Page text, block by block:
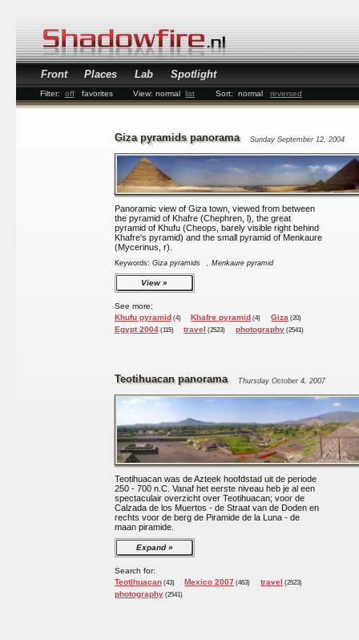
Front Places Lab Spotlight
Filter: off favorites View: normal list Sort: normal reversed
Giza pyramids panorama Sunday September 12, 2004
Panoramic view of Giza town, viewed from between
the pyramid of Khafre (Chephren, l), the great
pyramid of Khufu (Cheops, barely visible right behind
Khafre's pyramid) and the small pyramid of Menkaure
(Mycerinus, r).
Keywords: Giza pyramids , Menkaure pyramid
View
See more:
Khufu pyramid (4) Khafre pyramid (4) Giza (20)
Egypt 2004(115) travel (2523) photography (2541)
Teotihuacan panorama Thursday October 4, 2007
Teotihuacan was de Azteek hoofdstad uit de periode
250 - 700 n.C. Vanaf het eerste niveau heb je al een
spectaculair overzicht over Teotihuacan; voor de
Calzada de los Muertos - de Straat van de Doden en
rechts voor de berg de Piramide de la Luna - de
maan piramide.
Expand
Search for:
Teotihuacan(43) Mexico 2007 (463) travel (2523)
photography(2541)